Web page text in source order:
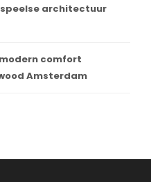
architectuur
comfort
Amsterdam